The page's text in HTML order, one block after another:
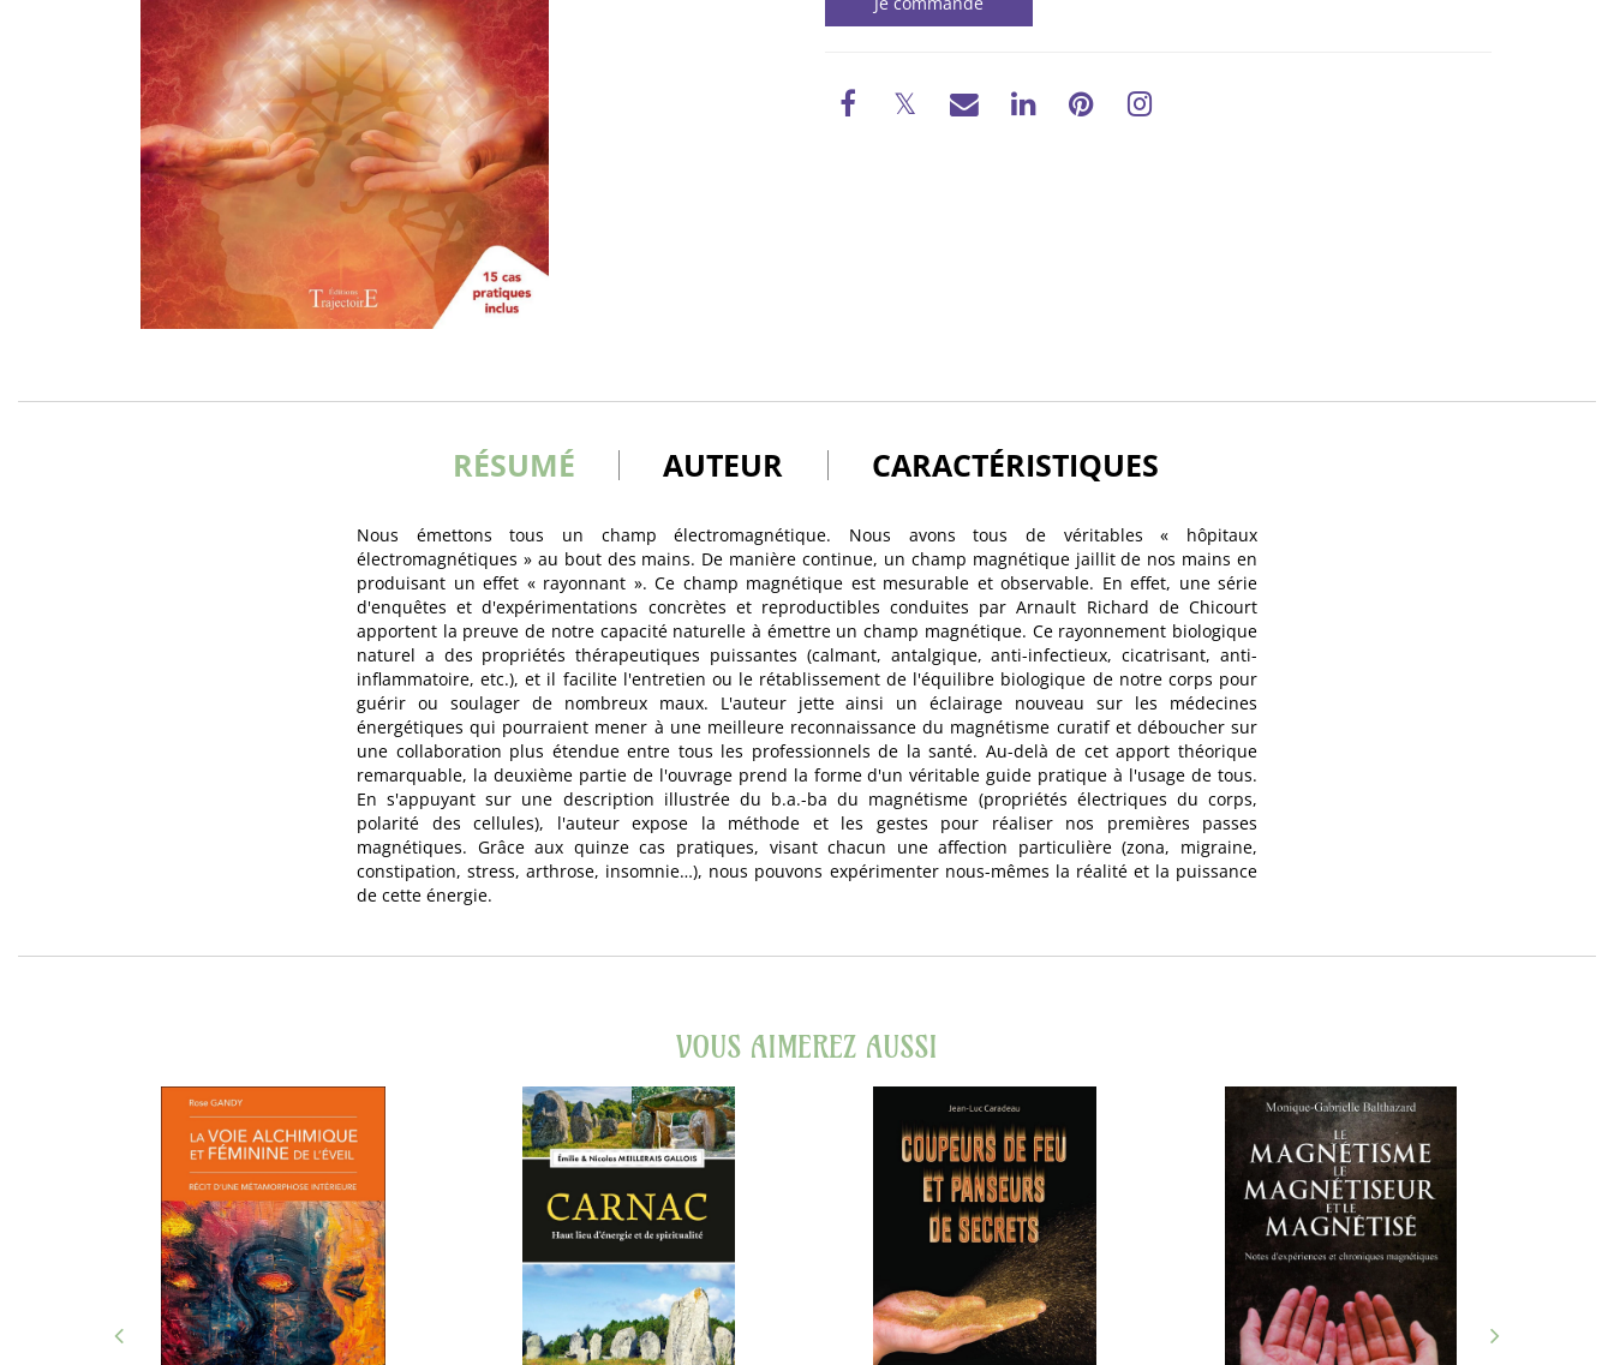
RÉSUMÉ AUTEUR CARACTÉRISTIQUES
Nous émettons tous un champ électromagnétique. Nous avons tous de véritables « hôpitaux
électromagnétiques » au bout des mains. De manière continue, un champ magnétique jaillit de nos mains en
produisant un effet « rayonnant ». Ce champ magnétique est mesurable et observable. En effet, une série
d'enquêtes et d'expérimentations concrètes et reproductibles conduites par Arnault Richard de Chicourt
apportent la preuve de notre capacité naturelle à émettre un champ magnétique. Ce rayonnement biologique
naturel a des propriétés thérapeutiques puissantes (calmant, antalgique, anti-infectieux, cicatrisant, anti-
inflammatoire, etc.), et il facilite l'entretien ou le rétablissement de l'équilibre biologique de notre corps pour
guérir ou soulager de nombreux maux. L'auteur jette ainsi un éclairage nouveau sur les médecines
énergétiques qui pourraient mener à une meilleure reconnaissance du magnétisme curatif et déboucher sur
une collaboration plus étendue entre tous les professionnels de la santé. Au-delà de cet apport théorique
remarquable, la deuxième partie de l'ouvrage prend la forme d'un véritable guide pratique à l'usage de tous.
En s'appuyant sur une description illustrée du b.a.-ba du magnétisme (propriétés électriques du corps,
polarité des cellules), l'auteur expose la méthode et les gestes pour réaliser nos premières passes
magnétiques. Grâce aux quinze cas pratiques, visant chacun une affection particulière (zona, migraine,
constipation, stress, arthrose, insomnie…), nous pouvons expérimenter nous-mêmes la réalité et la puissance
de cette énergie.
VOUS AIMEREZ AUSSI